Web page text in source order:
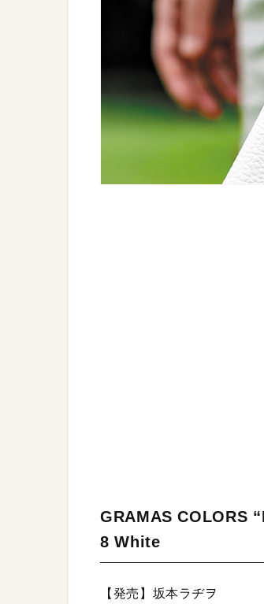
GRAMAS COLORS
8 White
【発売】坂本ラヂヲ